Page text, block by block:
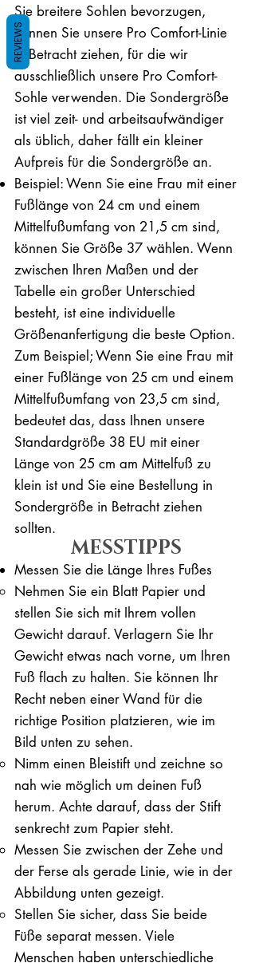
Sie breitere Sohlen bevorzugen,
können Sie unsere Pro Comfort-Linie
in Betracht ziehen, für die wir
ausschließlich unsere Pro Comfort-
Sohle verwenden. Die Sondergröße
ist viel zeit- und arbeitsaufwändiger
als üblich, daher fällt ein kleiner
Aufpreis für die Sondergröße an.
Beispiel: Wenn Sie eine Frau mit einer
Fußlänge von 24 cm und einem
Mittelfußumfang von 21,5 cm sind,
können Sie Größe 37 wählen. Wenn
zwischen Ihren Maßen und der
Tabelle ein großer Unterschied
besteht, ist eine individuelle
Größenanfertigung die beste Option.
Zum Beispiel; Wenn Sie eine Frau mit
einer Fußlänge von 25 cm und einem
Mittelfußumfang von 23,5 cm sind,
bedeutet das, dass Ihnen unsere
Standardgröße 38 EU mit einer
Länge von 25 cm am Mittelfuß zu
klein ist und Sie eine Bestellung in
Sondergröße in Betracht ziehen
sollten.
MESSTIPPS
Messen Sie die Länge Ihres Fußes
Nehmen Sie ein Blatt Papier und
stellen Sie sich mit Ihrem vollen
Gewicht darauf. ​Verlagern Sie Ihr
Gewicht etwas nach vorne, um Ihren
Fuß flach zu halten. Sie können Ihr
Recht neben einer Wand für die
richtige Position platzieren, wie im
Bild unten zu sehen.
Nimm einen Bleistift und zeichne so
nah wie möglich um deinen Fuß
herum. Achte darauf, dass der Stift
senkrecht zum Papier steht.
Messen Sie zwischen der Zehe und
der Ferse als gerade Linie, wie in der
Abbildung unten gezeigt.
Stellen Sie sicher, dass Sie beide
Füße separat messen. Viele
Menschen haben unterschiedliche
REVIEWS